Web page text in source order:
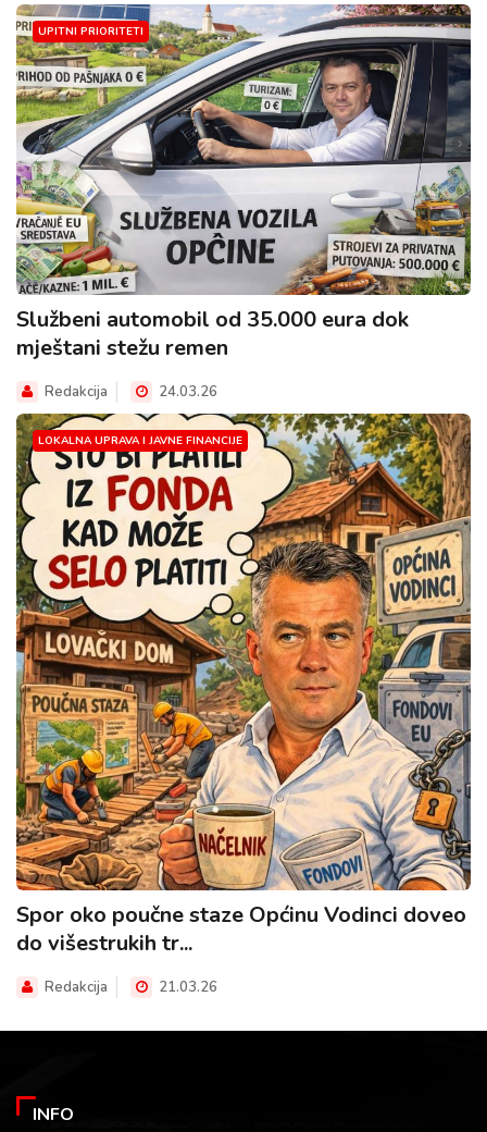
UPITNI PRIORITETI
Službeni automobil od 35.000 eura dok
mještani stežu remen
Redakcija 24.03.26
LOKALNA UPRAVA I JAVNE FINANCIJE
Spor oko poučne staze Općinu Vodinci doveo
do višestrukih tr...
Redakcija 21.03.26
INFO